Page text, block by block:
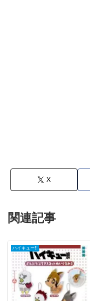
X
関連記事
ハイキュー!!